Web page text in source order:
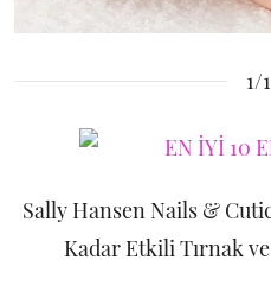
1/
Sally Hansen Nails &
Kadar Etkili Tırnak